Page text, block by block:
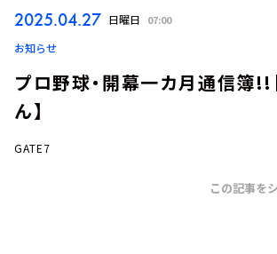
2025.04.27 日曜日 07:00
お知らせ
プロ野球・開幕一カ月通信簿!!
ん】
GATE7
この記事を